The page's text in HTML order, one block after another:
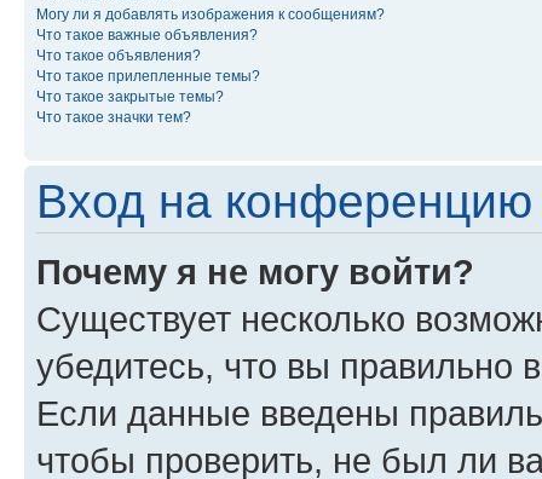
Могу ли я добавлять изображения к сообщениям?
Что такое важные объявления?
Что такое объявления?
Что такое прилепленные темы?
Что такое закрытые темы?
Что такое значки тем?
Вход на конференцию
Почему я не могу войти?
Существует несколько
убедитесь, что вы правильно
Если данные введены
чтобы проверить, не был ли